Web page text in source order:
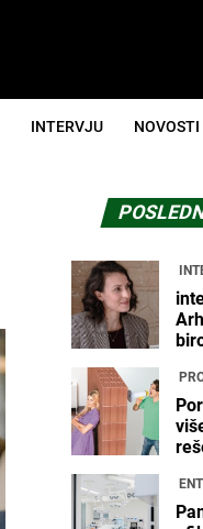
INTERVJU NOVOSTI